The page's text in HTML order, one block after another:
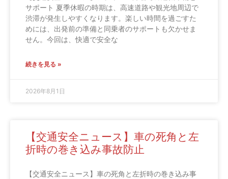
サポート 夏季休暇の時期は、高速道路や観光地周辺で
渋滞が発生しやすくなります。楽しい時間を過ごすた
めには、出発前の準備と同乗者のサポートも欠かせま
せん。今回は、快適で安全な
続きを見る »
2026年8月1日
【交通安全ニュース】車の死角と左
折時の巻き込み事故防止
【交通安全ニュース】車の死角と左折時の巻き込み事